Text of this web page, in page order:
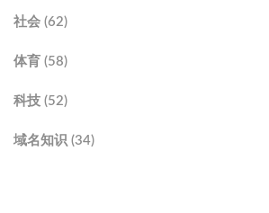
社会 (62)
体育 (58)
科技 (52)
域名知识 (34)